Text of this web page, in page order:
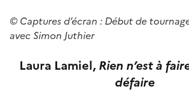
© Captures d’écran : Début de
avec Simon Juthier
Laura Lamiel, Rien n’est à
défaire